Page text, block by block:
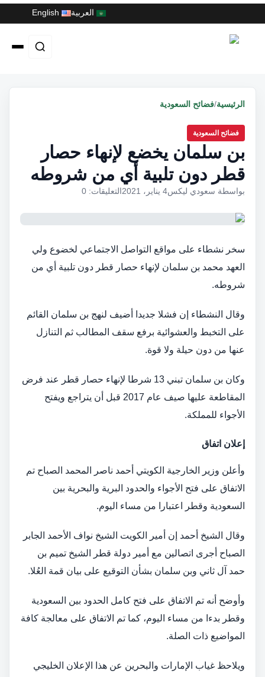
العربية English
الرئيسية/فضائح السعودية
فضائح السعودية
بن سلمان يخضع لإنهاء حصار
قطر دون تلبية أي من شروطه
بواسطة سعودي ليكس4 يناير، 2021 التعليقات: 0
سخر نشطاء على مواقع التواصل الاجتماعي لخضوع ولي
العهد محمد بن سلمان لإنهاء حصار قطر دون تلبية أي من
شروطه.
وقال النشطاء إن فشلا جديدا أضيف لنهج بن سلمان القائم
على التخبط والعشوائية برفع سقف المطالب ثم التنازل
عنها من دون حيلة ولا قوة.
وكان بن سلمان تبني 13 شرطا لإنهاء حصار قطر عند فرض
المقاطعة عليها صيف عام 2017 قبل أن يتراجع ويفتح
الأجواء للمملكة.
إعلان اتفاق
وأعلن وزير الخارجية الكويتي أحمد ناصر المحمد الصباح تم
الاتفاق على فتح الأجواء والحدود البرية والبحرية بين
السعودية وقطر اعتبارا من مساء اليوم.
وقال الشيخ أحمد إن أمير الكويت الشيخ نواف الأحمد الجابر
الصباح أجرى اتصالين مع أمير دولة قطر الشيخ تميم بن
حمد آل ثاني وبن سلمان بشأن التوقيع على بيان قمة العُلا.
وأوضح أنه تم الاتفاق على فتح كامل الحدود بين السعودية
وقطر بدءا من مساء اليوم، كما تم الاتفاق على معالجة كافة
المواضيع ذات الصلة.
ويلاحظ غياب الإمارات والبحرين عن هذا الإعلان الخليجي